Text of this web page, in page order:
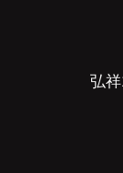
弘